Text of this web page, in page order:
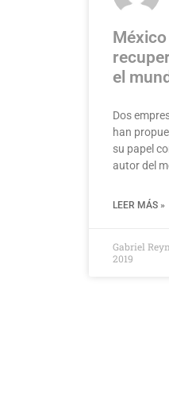
el
Dos
han
su papel
autor del
LEER MÁS »
Gabriel
2019